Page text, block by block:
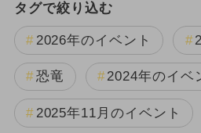
タグで絞り込む
2026年のイベント
恐竜 2024年のイベ
2025年11月のイベント